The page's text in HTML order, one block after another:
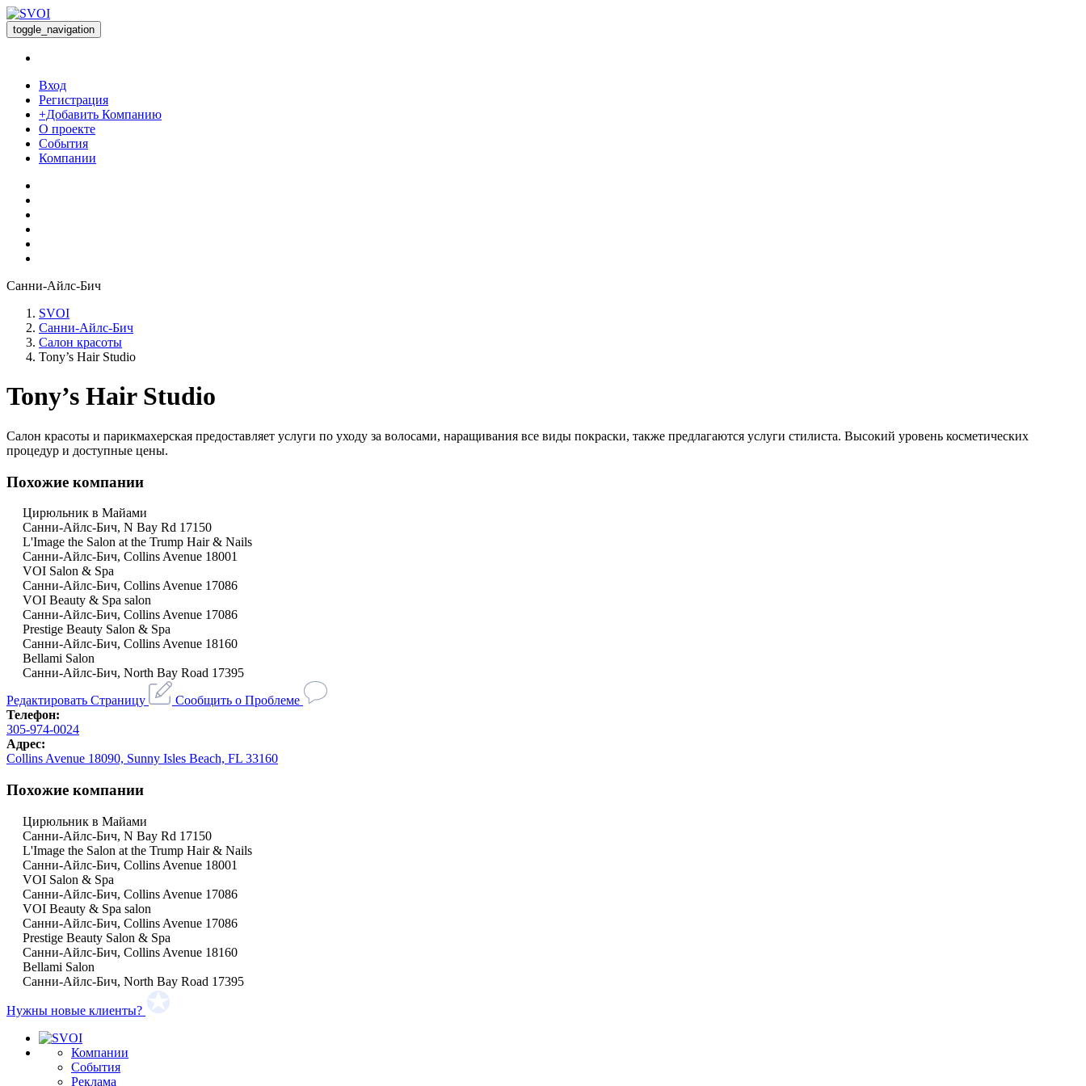
toggle_navigation
Вход
Регистрация
+Добавить Компанию
О проекте
События
Компании
Санни-Айлс-Бич
SVOI
Санни-Айлс-Бич
Салон красоты
Tony’s Hair Studio
Tony’s Hair Studio
Салон красоты и парикмахерская предоставляет услуги по уходу за волосами, наращивания все виды покраски, также предлагаются услуги стилиста. Высокий уровень косметических
процедур и доступные цены.
Похожие компании
Цирюльник в Майами
Санни-Айлс-Бич, N Bay Rd 17150
L'Image the Salon at the Trump Hair & Nails
Санни-Айлс-Бич, Collins Avenue 18001
VOI Salon & Spa
Санни-Айлс-Бич, Collins Avenue 17086
VOI Beauty & Spa salon
Санни-Айлс-Бич, Collins Avenue 17086
Prestige Beauty Salon & Spa
Санни-Айлс-Бич, Collins Avenue 18160
Bellami Salon
Санни-Айлс-Бич, North Bay Road 17395
Редактировать Страницу
Сообщить о Проблеме
Телефон:
305-974-0024
Адрес:
Collins Avenue 18090, Sunny Isles Beach, FL 33160
Похожие компании
Цирюльник в Майами
Санни-Айлс-Бич, N Bay Rd 17150
L'Image the Salon at the Trump Hair & Nails
Санни-Айлс-Бич, Collins Avenue 18001
VOI Salon & Spa
Санни-Айлс-Бич, Collins Avenue 17086
VOI Beauty & Spa salon
Санни-Айлс-Бич, Collins Avenue 17086
Prestige Beauty Salon & Spa
Санни-Айлс-Бич, Collins Avenue 18160
Bellami Salon
Санни-Айлс-Бич, North Bay Road 17395
Нужны новые клиенты?
Компании
События
Реклама